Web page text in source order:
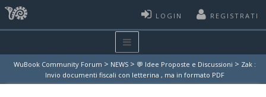
LOGIN REGISTRATI
WuBook Community Forum > NEWS > 💬 Idee Proposte e Discussioni > Zak :
Invio documenti fiscali con letterina , ma in formato PDF